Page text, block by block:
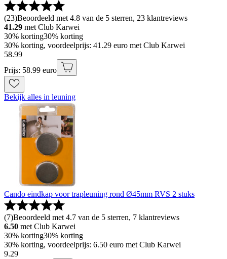
(23)Beoordeeld met 4.8 van de 5 sterren, 23 klantreviews
41.29 met Club Karwei
30% korting30% korting
30% korting, voordeelprijs: 41.29 euro met Club Karwei
58.99
Prijs: 58.99 euro
Bekijk alles in leuning
Cando eindkap voor trapleuning rond Ø45mm RVS 2 stuks
(7)Beoordeeld met 4.7 van de 5 sterren, 7 klantreviews
6.50 met Club Karwei
30% korting30% korting
30% korting, voordeelprijs: 6.50 euro met Club Karwei
9.29